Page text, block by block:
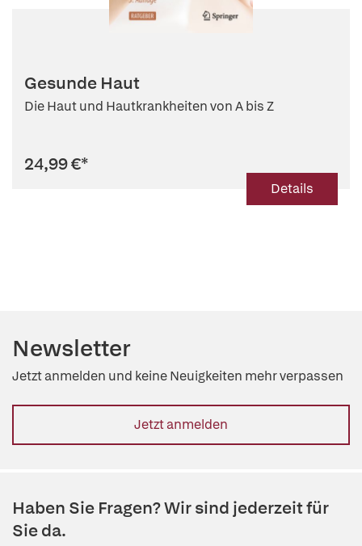
Gesunde Haut
Die Haut und Hautkrankheiten von A bis Z
24,99 €*
Details
Newsletter
Jetzt anmelden und keine Neuigkeiten mehr verpassen
Jetzt anmelden
Haben Sie Fragen? Wir sind jederzeit für
Sie da.